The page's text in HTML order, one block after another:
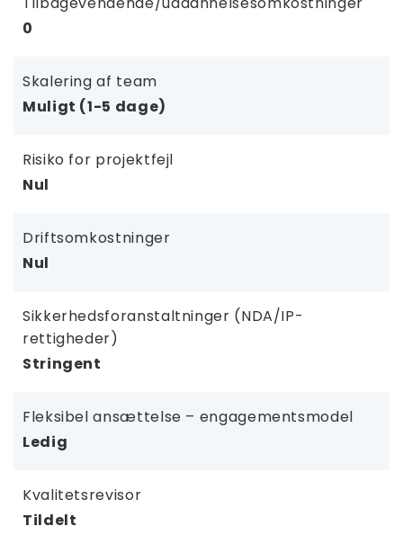
0
Skalering af team
Muligt (1-5 dage)
Risiko for projektfejl
Nul
Driftsomkostninger
Nul
Sikkerhedsforanstaltninger (NDA/IP-
rettigheder)
Stringent
Fleksibel ansættelse – engagementsmodel
Ledig
Kvalitetsrevisor
Tildelt